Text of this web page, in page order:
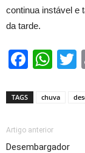
continua instável e
da tarde.
TAGS chuva
Artigo anterior
Desembargador